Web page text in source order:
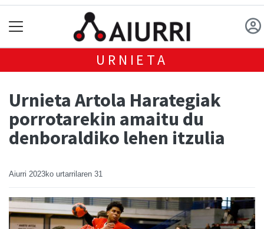
URNIETA
Urnieta Artola Harategiak
porrotarekin amaitu du
denboraldiko lehen itzulia
Aiurri 2023ko urtarrilaren 31